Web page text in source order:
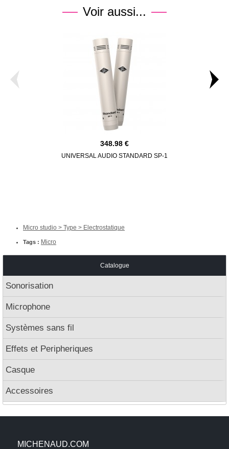
Voir aussi...
348.98
UNIVERSAL AUDIO STANDARD SP-1
Micro studio > Type > Electrostatique
Tags : Micro
Catalogue
Sonorisation
Microphone
Systèmes sans fil
Effets et Peripheriques
Casque
Accessoires
MICHENAUD.COM